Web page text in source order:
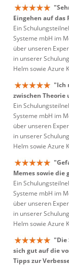
Eingehen auf das
Ein
Systeme mbH im
über unseren
in unserer
Helm sowie Azure
"Ich
zwischen Theorie
Ein
Systeme mbH im
über unseren
in unserer
Helm sowie Azure
Memes sowie die
Ein
Systeme mbH im
über unseren
in unserer
Helm sowie Azure
"Die
sich gut auf die
Tipps zur